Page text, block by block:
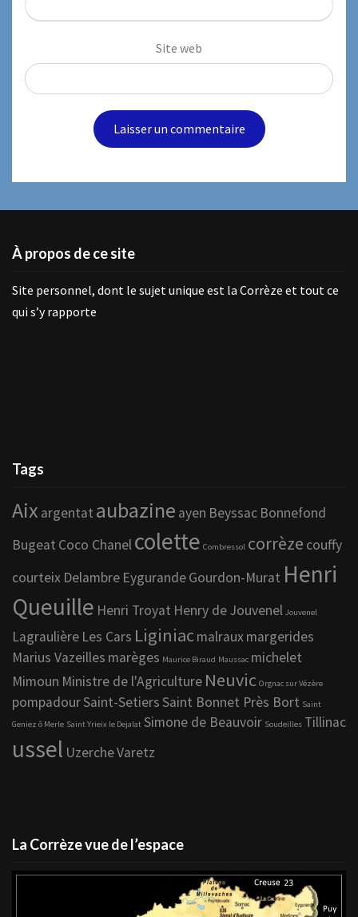
Site web
À propos de ce site
Site personnel, dont le sujet unique est la Corrèze et tout ce
qui s’y rapporte
Tags
Aix argentat aubazine ayen Beyssac Bonnefond
Bugeat Coco Chanelcolette Combressol corrèze couffy
courteix Delambre EygurandeGourdon-Murat Henri
Queuille Henri Troyat Henry de Jouvenel Jouvenel
Lagraulière Les Cars Liginiacmalrauxmargerides
Marius Vazeilles marèges Maurice Biraud Maussac michelet
Mimoun Ministre de l'Agriculture Neuvic Orgnac sur Vézère
pompadourSaint-SetiersSaint Bonnet Près Bort Saint
Geniez ô Merle Saint Yrieix le Dejalat Simone de Beauvoir Soudeilles Tillinac
ussel UzercheVaretz
La Corrèze vue de l’espace